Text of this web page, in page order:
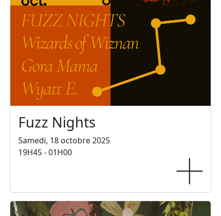
Fuzz Nights
Samedi, 18 octobre 2025
19H45 - 01H00